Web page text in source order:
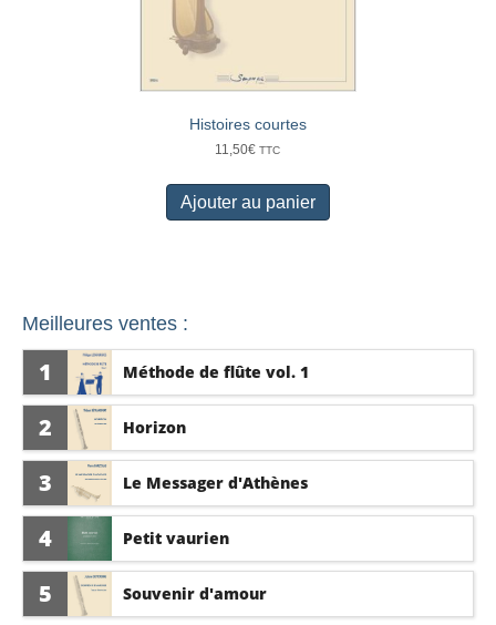
Histoires courtes
11,50€ TTC
Ajouter au panier
Meilleures ventes :
1 Méthode de flûte vol. 1
2 Horizon
3 Le Messager d'Athènes
4 Petit vaurien
5 Souvenir d'amour